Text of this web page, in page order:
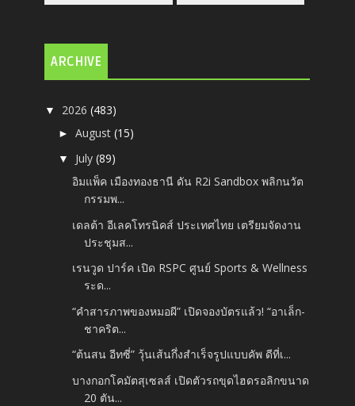
ARCHIVE
▼ 2026(483)
►August(15)
▼ July(89)
อิมแพ็ค เมืองทองธานี ดัน R2i Sandbox พลิกนวัต
กรรมพ...
เดลต้า อีเลคโทรนิคส์ ประเทศไทย เตรียมจัดงาน
ประชุมส...
เรนวูด ปาร์ค เปิด RSPC ศูนย์ Sports & Wellness
ระด...
“คำสารภาพของหมอผี” เปิดจองบัตรแล้ว! “อาเล็ก-
ชาคริต...
“ต้นสน อีทซี่” วุ้นเส้นกึ่งสำเร็จรูปแบบคัพ ดีที่เ...
บางกอกโคมัตสุเซลส์ เปิดตัวรถขุดไฮดรอลิกขนาด
20 ตัน...